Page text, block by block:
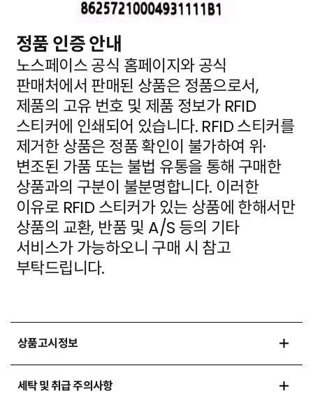
정품 인증 안내
노스페이스 공식 홈페이지와 공식
판매처에서 판매된 상품은 정품으로서,
제품의 고유 번호 및 제품 정보가 RFID
스티커에 인쇄되어 있습니다. RFID 스티커를
제거한 상품은 정품 확인이 불가하여 위·
변조된 가품 또는 불법 유통을 통해 구매한
상품과의 구분이 불분명합니다. 이러한
이유로 RFID 스티커가 있는 상품에 한해서만
상품의 교환, 반품 및 A/S 등의 기타
서비스가 가능하오니 구매 시 참고
부탁드립니다.
상품고시정보
세탁 및 취급 주의사항